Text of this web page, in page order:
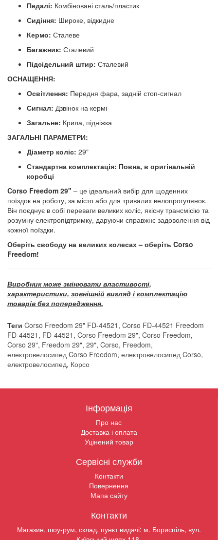
Педалі: Комбіновані сталь/пластик
Сидіння: Широке, відкидне
Кермо: Сталеве
Багажник: Сталевий
Підсідельний штир: Сталевий
ОСНАЩЕННЯ:
Освітлення: Передня фара, задній стоп-сигнал
Сигнал: Дзвінок на кермі
Загальне: Крила, підніжка
ЗАГАЛЬНІ ПАРАМЕТРИ:
Діаметр коліс: 29"
Стандартна комплектація: Повна, в оригінальній
коробці
Corso Freedom 29" – це ідеальний вибір для щоденних
поїздок на роботу, за місто або для тривалих велопрогулянок.
Він поєднує в собі переваги великих коліс, якісну трансмісію та
розумну електропідтримку, даруючи справжнє задоволення від
кожної поїздки.
Оберіть свободу на великих колесах – оберіть Corso
Freedom!
Виробник може змінювати властивості,
характеристики, зовнішній вигляд і комплектацію
товарів без попередження.
Теги Corso Freedom 29" FD-44521 , Corso FD-44521 Freedom
FD-44521 , FD-44521 , Corso Freedom 29", Corso Freedom,
Corso 29", Freedom 29", 29", Corso, Freedom,
електровелосипед Corso Freedom, електровелосипед Corso,
електровелосипед, Корсо
Інформація
Про нас
Доставка і оплата
Уцінений товар
Сервісні служби
Контакти
Повернення
Мапа сайту
Контакти
Магазин, шоу-рум, склад, пункт видачі: м. Бориспіль, вул.